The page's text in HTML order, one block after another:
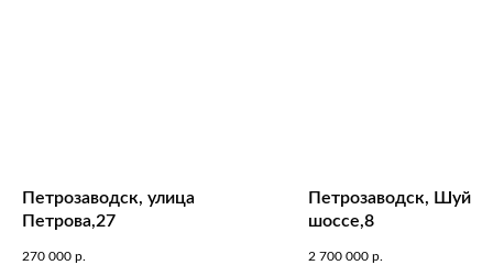
Петрозаводск, улица
Петрова,27
270 000 р.
Петрозаводск,
шоссе,8
2 700 000 р.